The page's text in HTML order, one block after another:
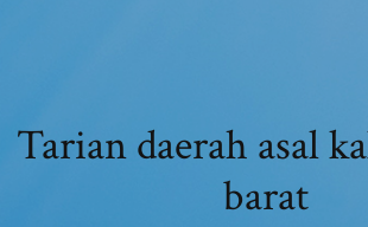
Tarian daerah asal
barat